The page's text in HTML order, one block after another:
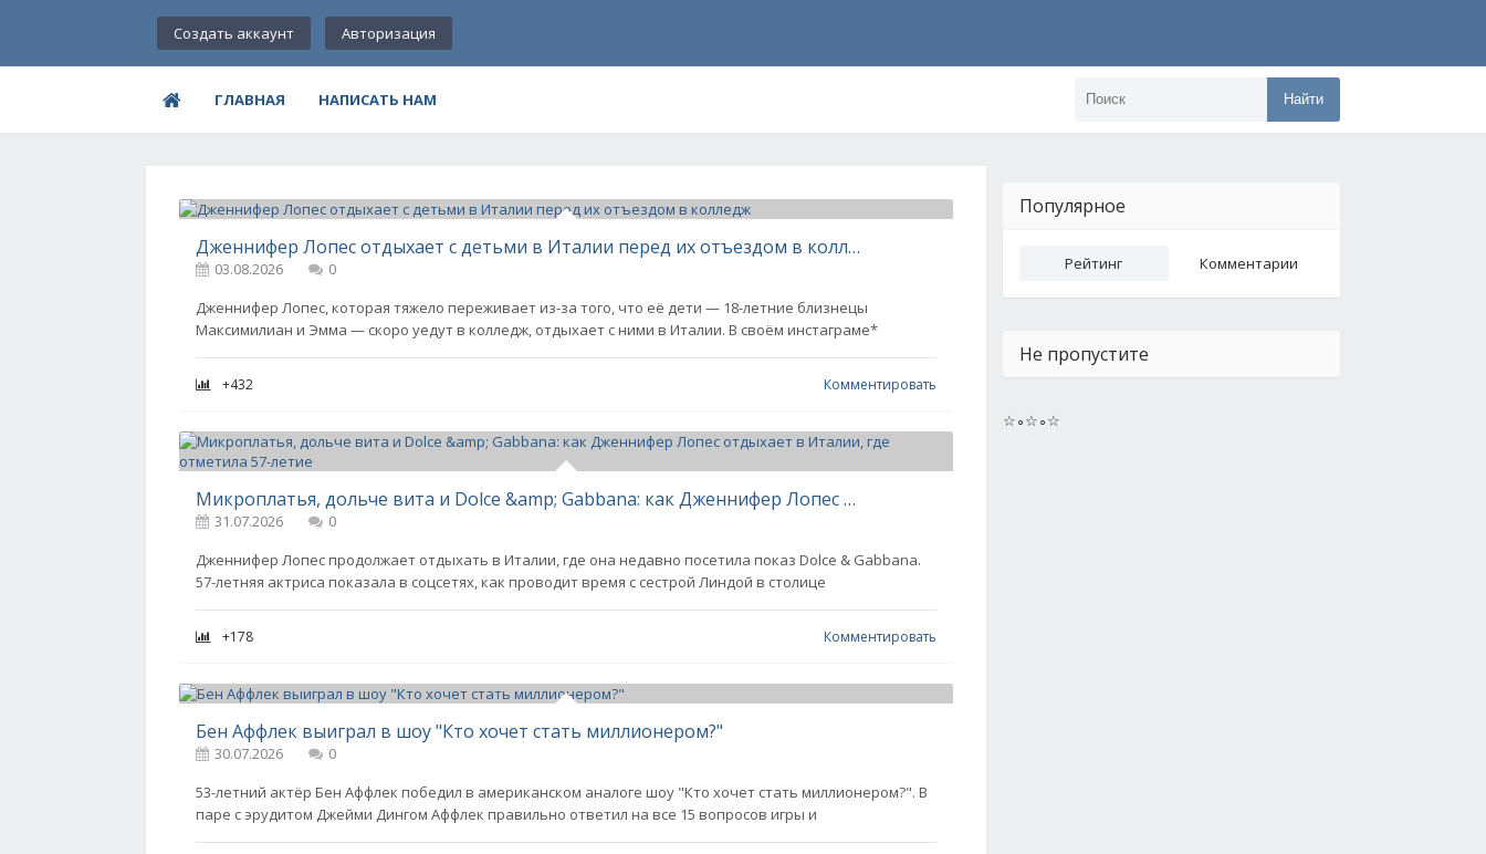
Создать аккаунт Авторизация
ГЛАВНАЯ НАПИСАТЬ НАМ Найти
Дженнифер Лопес отдыхает с детьми в Италии перед их отъездом в колледж
03.08.2026
0
Дженнифер Лопес, которая тяжело переживает из-за того, что её дети — 18-летние близнецы
Максимилиан и Эмма — скоро уедут в колледж, отдыхает с ними в Италии. В своём инстаграме*
+432 Комментировать
Микроплатья, дольче вита и Dolce &amp; Gabbana: как Дженнифер Лопес отдыхает в Италии, где отметила 57-летие
31.07.2026
0
Дженнифер Лопес продолжает отдыхать в Италии, где она недавно посетила показ Dolce & Gabbana.
57-летняя актриса показала в соцсетях, как проводит время с сестрой Линдой в столице
+178 Комментировать
Бен Аффлек выиграл в шоу "Кто хочет стать миллионером?"
30.07.2026
0
53-летний актёр Бен Аффлек победил в американском аналоге шоу "Кто хочет стать миллионером?". В
паре с эрудитом Джейми Дингом Аффлек правильно ответил на все 15 вопросов игры и
Популярное
Рейтинг Комментарии
Не пропустите
☆∘☆∘☆